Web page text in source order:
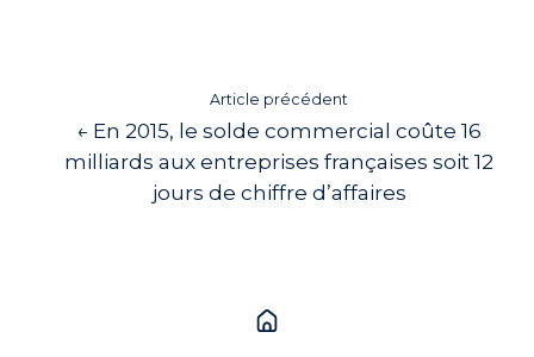
Article précédent
← En 2015, le solde commercial coûte 16
milliards aux entreprises françaises soit 12
jours de chiffre d’affaires